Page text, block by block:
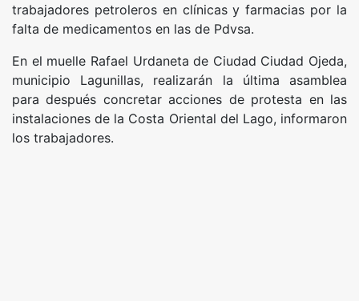
trabajadores petroleros en clínicas y farmacias por la
falta de medicamentos en las de Pdvsa.
En el muelle Rafael Urdaneta de Ciudad Ciudad Ojeda,
municipio Lagunillas, realizarán la última asamblea
para después concretar acciones de protesta en las
instalaciones de la Costa Oriental del Lago, informaron
los trabajadores.